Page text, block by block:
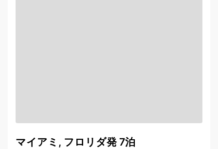
マイアミ, フロリダ発 7泊